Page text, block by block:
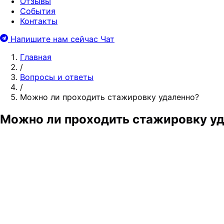
События
Контакты
Напишите нам сейчас Чат
Главная
/
Вопросы и ответы
/
Можно ли проходить стажировку удаленно?
Можно ли проходить стажировку